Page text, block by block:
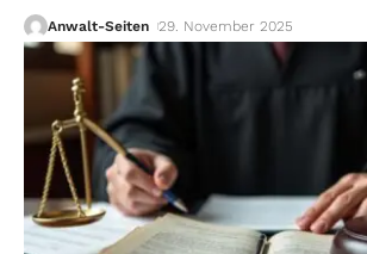
Anwalt-Seiten 29. November 2025